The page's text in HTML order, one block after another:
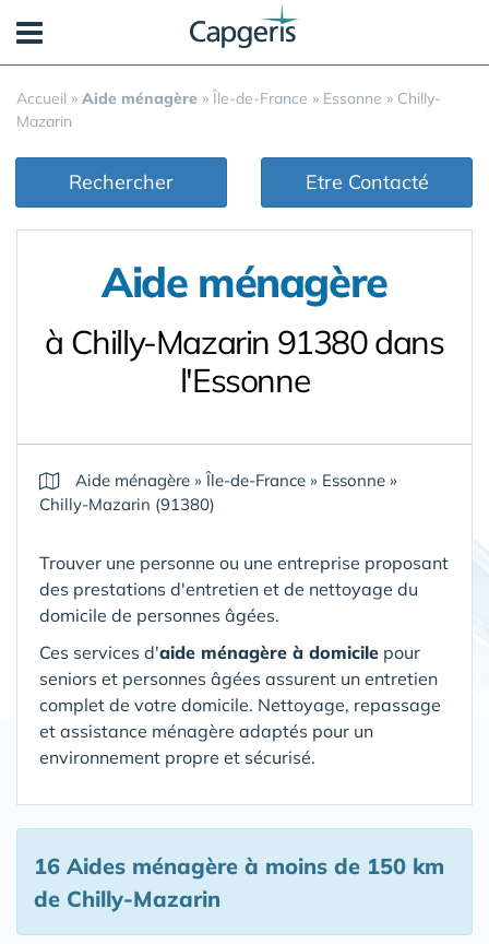
Accueil » Aide ménagère » Île-de-France » Essonne » Chilly-
Mazarin
Rechercher Etre Contacté
Aide ménagère
à Chilly-Mazarin 91380 dans
l'Essonne
Aide ménagère »Île-de-France » Essonne »
Chilly-Mazarin (91380)
Trouver une personne ou une entreprise proposant
des prestations d'entretien et de nettoyage du
domicile de personnes âgées.
Ces services d'aide ménagère à domicile pour
seniors et personnes âgées assurent un entretien
complet de votre domicile. Nettoyage, repassage
et assistance ménagère adaptés pour un
environnement propre et sécurisé.
16 Aides ménagère à moins de 150 km
de Chilly-Mazarin